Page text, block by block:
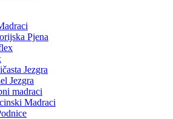
Pjena
Jezgra
Jezgra
madraci
Madraci